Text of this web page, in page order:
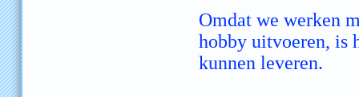
Omdat we werken
hobby uitvoeren, is
kunnen leveren.